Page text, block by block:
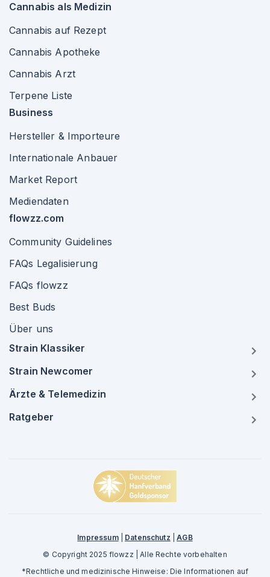
Cannabis als Medizin
Cannabis auf Rezept
Cannabis Apotheke
Cannabis Arzt
Terpene Liste
Business
Hersteller & Importeure
Internationale Anbauer
Market Report
Mediendaten
flowzz.com
Community Guidelines
FAQs Legalisierung
FAQs flowzz
Best Buds
Über uns
Strain Klassiker
Strain Newcomer
Ärzte & Telemedizin
Ratgeber
Impressum| Datenschutz |AGB
© Copyright 2025 flowzz | Alle Rechte vorbehalten
*Rechtliche und medizinische Hinweise: Die Informationen auf